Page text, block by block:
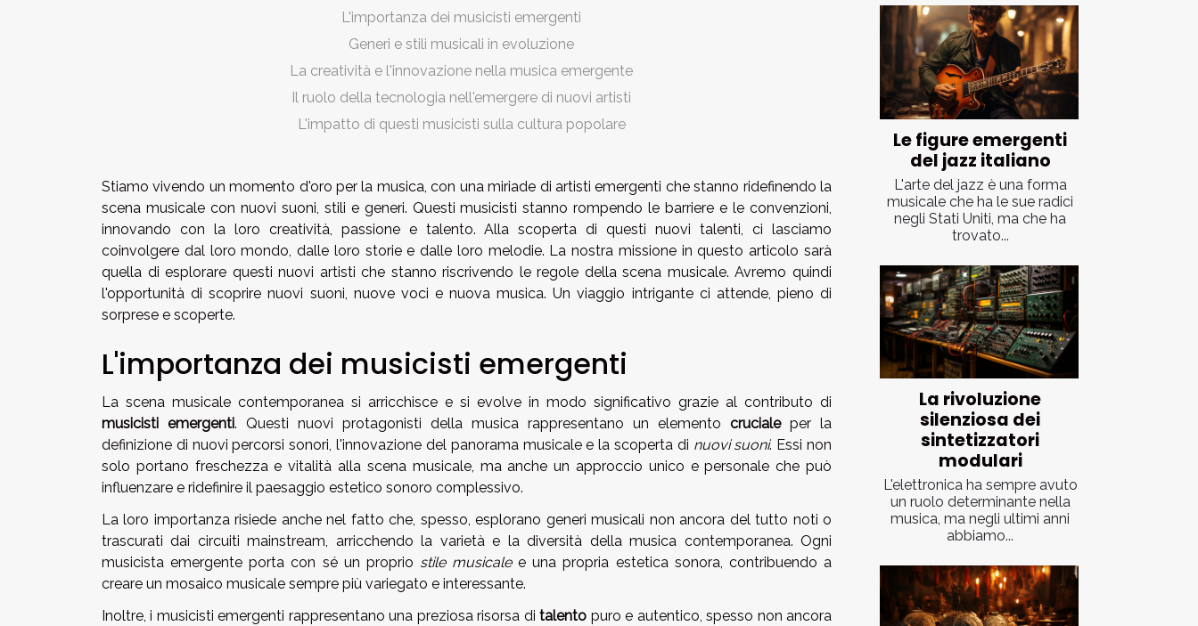
L'importanza dei musicisti emergenti
Generi e stili musicali in evoluzione
La creatività e l'innovazione nella musica emergente
Il ruolo della tecnologia nell'emergere di nuovi artisti
L'impatto di questi musicisti sulla cultura popolare
Stiamo vivendo un momento d'oro per la musica, con una miriade di artisti emergenti che stanno ridefinendo la
scena musicale con nuovi suoni, stili e generi. Questi musicisti stanno rompendo le barriere e le convenzioni,
innovando con la loro creatività, passione e talento. Alla scoperta di questi nuovi talenti, ci lasciamo
coinvolgere dal loro mondo, dalle loro storie e dalle loro melodie. La nostra missione in questo articolo sarà
quella di esplorare questi nuovi artisti che stanno riscrivendo le regole della scena musicale. Avremo quindi
l'opportunità di scoprire nuovi suoni, nuove voci e nuova musica. Un viaggio intrigante ci attende, pieno di
sorprese e scoperte.
L'importanza dei musicisti emergenti
La scena musicale contemporanea si arricchisce e si evolve in modo significativo grazie al contributo di
musicisti emergenti. Questi nuovi protagonisti della musica rappresentano un elemento crucialeper la
definizione di nuovi percorsi sonori, l'innovazione del panorama musicale e la scoperta di nuovi suoni. Essi non
solo portano freschezza e vitalità alla scena musicale, ma anche un approccio unico e personale che può
influenzare e ridefinire il paesaggio estetico sonoro complessivo.
La loro importanza risiede anche nel fatto che, spesso, esplorano generi musicali non ancora del tutto noti o
trascurati dai circuiti mainstream, arricchendo la varietà e la diversità della musica contemporanea. Ogni
musicista emergente porta con sé un proprio stile musicalee una propria estetica sonora, contribuendo a
creare un mosaico musicale sempre più variegato e interessante.
Inoltre, i musicisti emergenti rappresentano una preziosa risorsa ditalento puro e autentico, spesso non ancora
Le figure emergenti
del jazz italiano
L'arte del jazz è una forma
musicale che ha le sue radici
negli Stati Uniti, ma che ha
trovato...
La rivoluzione
silenziosa dei
sintetizzatori
modulari
L'elettronica ha sempre avuto
un ruolo determinante nella
musica, ma negli ultimi anni
abbiamo...